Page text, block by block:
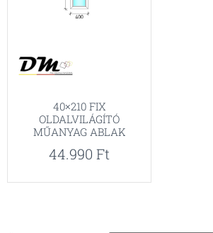
40×210 FIX
OLDALVILÁGÍTÓ
MŰANYAG ABLAK
44.990 Ft